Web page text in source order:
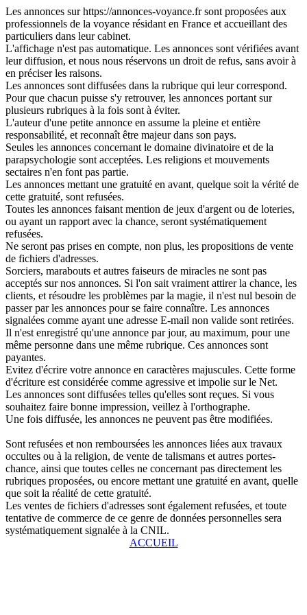
Les annonces sur https://annonces-voyance.fr sont proposées aux
professionnels de la voyance résidant en France et accueillant des
particuliers dans leur cabinet.
L'affichage n'est pas automatique. Les annonces sont vérifiées avant
leur diffusion, et nous nous réservons un droit de refus, sans avoir à
en préciser les raisons.
Les annonces sont diffusées dans la rubrique qui leur correspond.
Pour que chacun puisse s'y retrouver, les annonces portant sur
plusieurs rubriques à la fois sont à éviter.
L'auteur d'une petite annonce en assume la pleine et entière
responsabilité, et reconnaît être majeur dans son pays.
Seules les annonces concernant le domaine divinatoire et de la
parapsychologie sont acceptées. Les religions et mouvements
sectaires n'en font pas partie.
Les annonces mettant une gratuité en avant, quelque soit la vérité de
cette gratuité, sont refusées.
Toutes les annonces faisant mention de jeux d'argent ou de loteries,
ou ayant un rapport avec la chance, seront systématiquement
refusées.
Ne seront pas prises en compte, non plus, les propositions de vente
de fichiers d'adresses.
Sorciers, marabouts et autres faiseurs de miracles ne sont pas
acceptés sur nos annonces. Si l'on sait vraiment attirer la chance, les
clients, et résoudre les problèmes par la magie, il n'est nul besoin de
passer par les annonces pour se faire connaître. Les annonces
signalées comme ayant une adresse E-mail non valide sont retirées.
Il n'est enregistré qu'une annonce par jour, au maximum, pour une
même personne dans une même rubrique. Ces annonces sont
payantes.
Evitez d'écrire votre annonce en caractères majuscules. Cette forme
d'écriture est considérée comme agressive et impolie sur le Net.
Les annonces sont diffusées telles qu'elles sont reçues. Si vous
souhaitez faire bonne impression, veillez à l'orthographe.
Une fois diffusée, les annonces ne peuvent pas être modifiées.
Sont refusées et non remboursées les annonces liées aux travaux
occultes ou à la religion, de vente de talismans et autres portes-
chance, ainsi que toutes celles ne concernant pas directement les
rubriques proposées, ou encore mettant une gratuité en avant, quelle
que soit la réalité de cette gratuité.
Les ventes de fichiers d'adresses sont également refusées, et toute
tentative de commerce de ce genre de données personnelles sera
systématiquement signalée à la CNIL.
ACCUEIL